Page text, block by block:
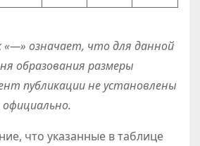
«—» означает, что для данной
образования размеры
публикации не установлены
что указанные в таблице